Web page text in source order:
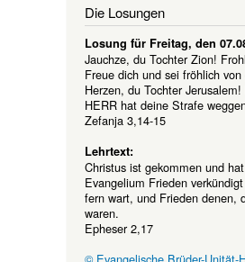
Die Losungen
Losung für Freitag, den
Jauchze, du Tochter Zion!
Freue dich und sei fröhlich von
Herzen, du Tochter
HERR hat deine Strafe
Zefanja 3,14-15
Lehrtext:
Christus ist gekommen und
Evangelium Frieden
fern wart, und Frieden denen,
waren.
Epheser 2,17